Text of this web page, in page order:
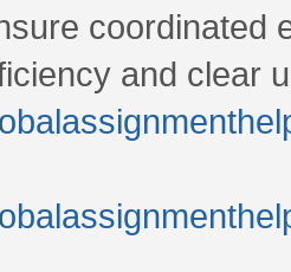
coordinated
and clear